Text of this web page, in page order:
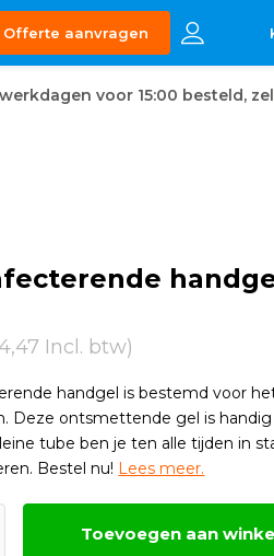
Offerte aanvragen
voor 15:00 besteld,
Incl. btw)
handgel is bestemd voor
Deze ontsmettende gel is
tube ben je ten alle tijden in
Bestel nu! Lees meer.
Toevoegen aan